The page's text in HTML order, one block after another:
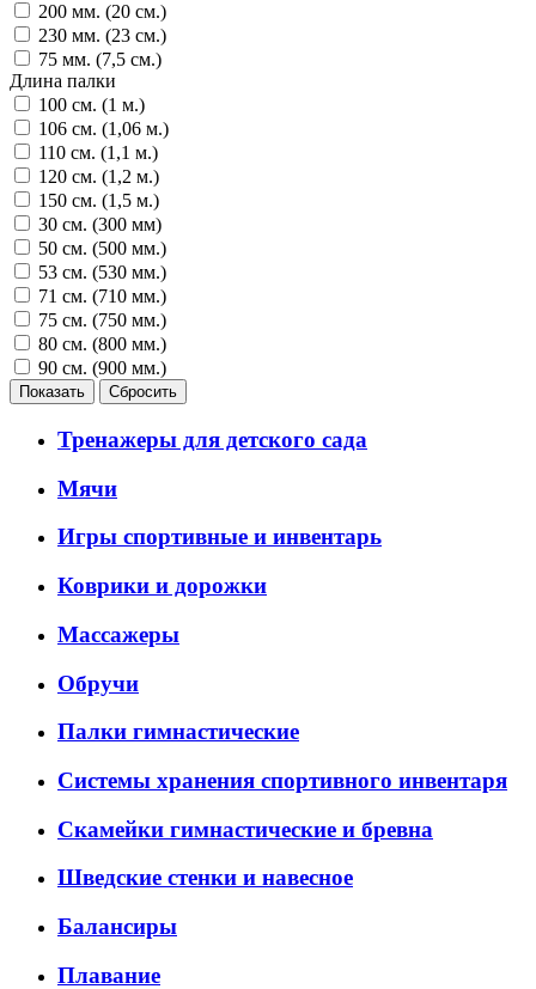
200 мм. (20 см.)
230 мм. (23 см.)
75 мм. (7,5 см.)
Длина палки
100 см. (1 м.)
106 см. (1,06 м.)
110 см. (1,1 м.)
120 см. (1,2 м.)
150 см. (1,5 м.)
30 см. (300 мм)
50 см. (500 мм.)
53 см. (530 мм.)
71 см. (710 мм.)
75 см. (750 мм.)
80 см. (800 мм.)
90 см. (900 мм.)
Тренажеры для детского сада
Мячи
Игры спортивные и инвентарь
Коврики и дорожки
Массажеры
Обручи
Палки гимнастические
Системы хранения спортивного инвентаря
Скамейки гимнастические и бревна
Шведские стенки и навесное
Балансиры
Плавание